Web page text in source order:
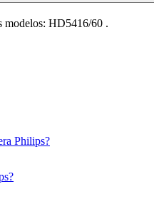
modelos: HD5416/60 .
Philips?